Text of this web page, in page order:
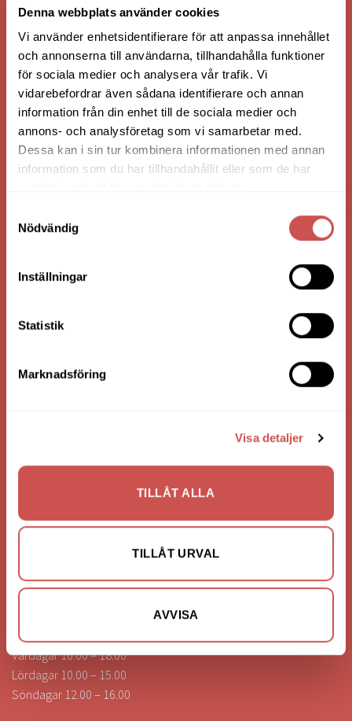
Denna webbplats använder cookies
Vi använder enhetsidentifierare för att anpassa innehållet
och annonserna till användarna, tillhandahålla funktioner
för sociala medier och analysera vår trafik. Vi
vidarebefordrar även sådana identifierare och annan
information från din enhet till de sociala medier och
annons- och analysföretag som vi samarbetar med.
Dessa kan i sin tur kombinera informationen med annan
information som du har tillhandahållit eller som de har
Nödvändig
Inställningar
Statistik
Marknadsföring
Visa detaljer
TILLÅT ALLA
TILLÅT URVAL
AVVISA
Nilssons Möbler i Lammhult
363 44 Lammhult
Bankgiro: 275-4836
info@nilssonsilammhult.se
Kundtjänst
Vardagar 10.00 – 18.00
Lördagar 10.00 – 15.00
Söndagar 12.00 – 16.00